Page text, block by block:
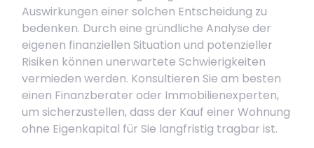
Auswirkungen einer solchen Entscheidung zu
bedenken. Durch eine gründliche Analyse der
eigenen finanziellen Situation und potenzieller
Risiken können unerwartete Schwierigkeiten
vermieden werden. Konsultieren Sie am besten
einen Finanzberater oder Immobilienexperten,
um sicherzustellen, dass der Kauf einer Wohnung
ohne Eigenkapital für Sie langfristig tragbar ist.